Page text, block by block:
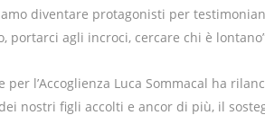
diventare protagonisti per
portarci agli incroci, cercare chi è
l’Accoglienza Luca Sommacal ha
nostri figli accolti e ancor di più, il